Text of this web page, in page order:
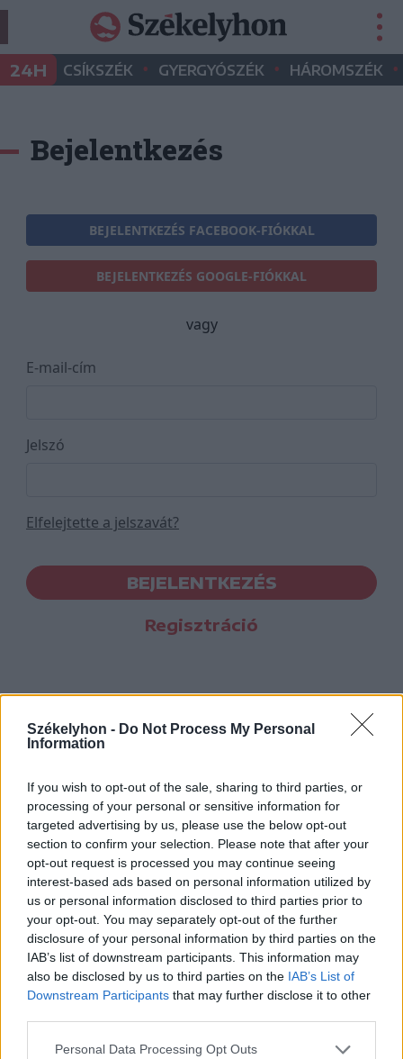
Székelyhon - Do Not Process My Personal
Information
If you wish to opt-out of the sale, sharing to third parties, or
processing of your personal or sensitive information for
targeted advertising by us, please use the below opt-out
section to confirm your selection. Please note that after your
opt-out request is processed you may continue seeing
interest-based ads based on personal information utilized by
us or personal information disclosed to third parties prior to
your opt-out. You may separately opt-out of the further
disclosure of your personal information by third parties on the
IAB’s list of downstream participants. This information may
also be disclosed by us to third parties on the IAB’s List of
Downstream Participants that may further disclose it to other
Personal Data Processing Opt Outs
24H CSÍKSZÉK • GYERGYÓSZÉK • HÁROMSZÉK •
Bejelentkezés
BEJELENTKEZÉS FACEBOOK-FIÓKKAL
BEJELENTKEZÉS GOOGLE-FIÓKKAL
vagy
E-mail-cím
Jelszó
Elfelejtette a jelszavát?
BEJELENTKEZÉS
Regisztráció
Hasznos
Impresszum
Szerzői jogok
Adatvédelmi tájékoztató
Cookie-kezelési tájékoztató
Hozzászólási szabályzat
Nyomtatott lapjaink archívuma
Székely Hírmondó archívuma